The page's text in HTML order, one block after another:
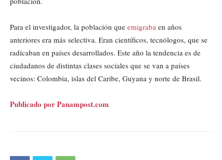
Para el investigador, la población que emigraba en años
anteriores era más selectiva. Eran científicos, tecnólogos, que se
radicaban en países desarrollados. Este año la tendencia es de
ciudadanos de distintas clases sociales que se van a países
vecinos: Colombia, islas del Caribe, Guyana y norte de Brasil.
Publicado por Panampost.com